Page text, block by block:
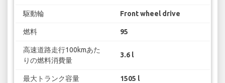
駆動輪 Front wheel drive
燃料 95
高速道路走行100kmあた
りの燃料消費量
3.6 l
最大トランク容量 1505 l